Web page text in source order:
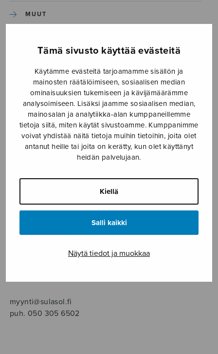
Tämä sivusto käyttää evästeitä
Käytämme evästeitä tarjoamamme sisällön ja
mainosten räätälöimiseen, sosiaalisen median
ominaisuuksien tukemiseen ja kävijämäärämme
analysoimiseen. Lisäksi jaamme sosiaalisen median,
mainosalan ja analytiikka-alan kumppaneillemme
tietoja siitä, miten käytät sivustoamme. Kumppanimme
voivat yhdistää näitä tietoja muihin tietoihin, joita olet
antanut heille tai joita on kerätty, kun olet käyttänyt
heidän palvelujaan.
Kiellä
Salli kaikki
Näytä tiedot ja muokkaa
MUUT
SEKAKUORO
SOITINKOULUT JA OPPAAT
SOITINMUSIIKKI
YKSINLAULU
YLEINEN
Sulasol nuottikauppa
Myymälä avoinna
00180 Helsinki
myynti@sulasol.fi
puh. 050 305 6502